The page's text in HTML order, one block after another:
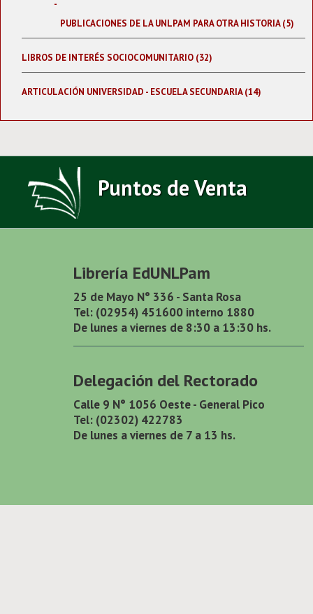
PUBLICACIONES DE LA UNLPAM PARA OTRA HISTORIA (5)
LIBROS DE INTERÉS SOCIOCOMUNITARIO (32)
ARTICULACIÓN UNIVERSIDAD - ESCUELA SECUNDARIA (14)
Puntos de Venta
Librería EdUNLPam
25 de Mayo N° 336 - Santa Rosa
Tel: (02954) 451600 interno 1880
De lunes a viernes de 8:30 a 13:30 hs.
Delegación del Rectorado
Calle 9 N° 1056 Oeste - General Pico
Tel: (02302) 422783
De lunes a viernes de 7 a 13 hs.